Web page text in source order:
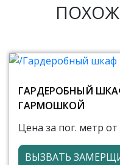
ГАРДЕРОБНЫЙ
ГАРМОШКОЙ
Цена за пог. метр от
ВЫЗВАТЬ